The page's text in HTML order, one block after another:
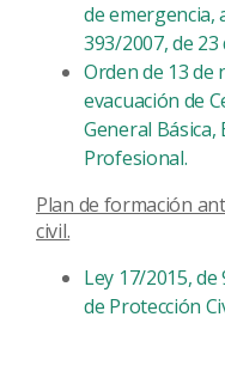
de emergencia,
393/2007, de 23
Orden de 13 de
evacuación de
General
Profesional.
Plan de formación
civil.
Ley 17/2015,
de Protección